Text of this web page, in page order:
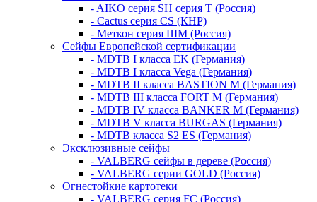
- AIKO серия SH серия Т (Россия)
- Cactus серия CS (КНР)
- Меткон серия ШМ (Россия)
Сейфы Европейской сертификации
- MDTB I класса EK (Германия)
- MDTB I класса Vega (Германия)
- MDTB II класса BASTION M (Германия)
- MDTB III класса FORT M (Германия)
- MDTB IV класса BANKER M (Германия)
- MDTB V класса BURGAS (Германия)
- MDTB класса S2 ES (Германия)
Эксклюзивные сейфы
- VALBERG сейфы в дереве (Россия)
- VALBERG серии GOLD (Россия)
Огнестойкие картотеки
- VALBERG серия FC (Россия)